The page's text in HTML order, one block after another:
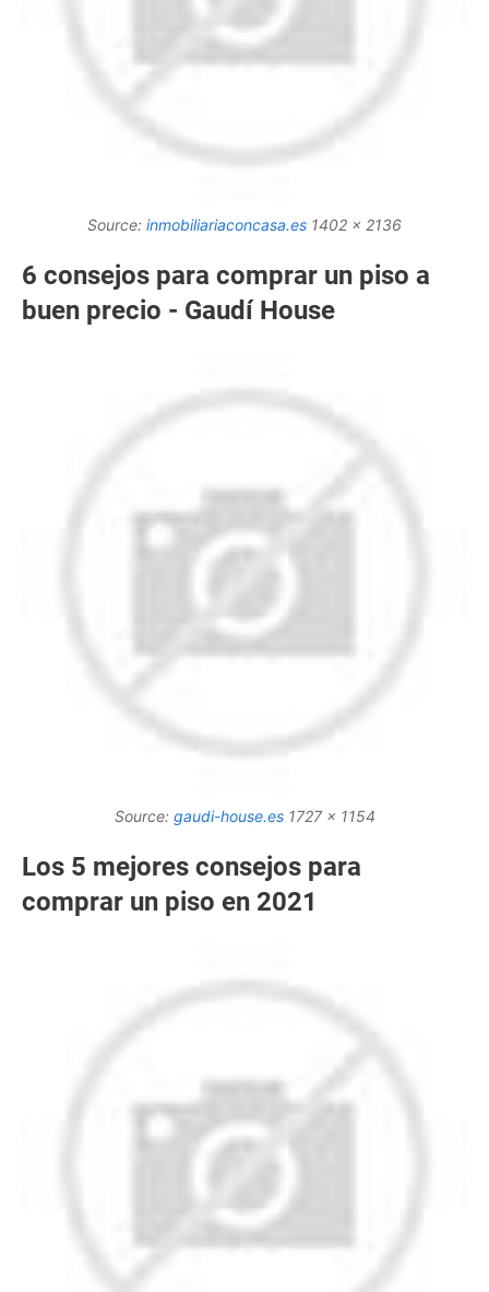
Source: inmobiliariaconcasa.es 1402 x 2136
6 consejos para comprar un piso a
buen precio - Gaudí House
Source: gaudi-house.es1727 x 1154
Los 5 mejores consejos para
comprar un piso en 2021